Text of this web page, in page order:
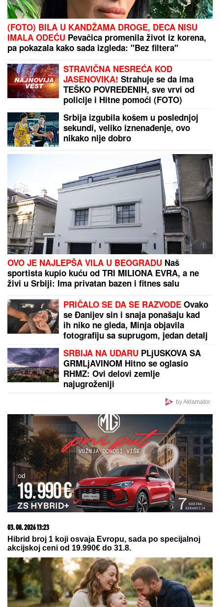
(FOTO) MILICU VELIČKOVIĆ ZADESILA NOVA
NEPRIJATNOST NA ADI BOJANIProlazi kroz
agoniju, oglasila se i otkrila šta se dešava nakon
haosa sa Terzom
AJAKS U ELEMENTU: Razigrani
"kopljanici" bi da u stilu otvore
holandsko prvenstvo
Prvo verenički prsten, sada
IZNENAĐENJE U DOMU SA
LATICAMA RUŽE: Dragan Stanković
PREVAZIŠAO SEBE, pokazao
Aleksandri koliko je VOLI! (FOTO)
(FOTO) BILA U KANDŽAMA DROGE, DECA NISU
IMALA ODEĆUPevačica promenila život iz korena,
pa pokazala kako sada izgleda: "Bez filtera"
STRAVIČNA NESREĆA KOD
Strahuje se da ima
TEŠKO POVREĐENIH, sve vrvi od
policije i Hitne pomoći (FOTO)
Srbija izgubila košem u poslednjoj
sekundi, veliko iznenađenje, ovo
nikako nije dobro
OVO JE NAJLEPŠA VILA U BEOGRADUNaš
sportista kupio kuću od TRI MILIONA EVRA, a ne